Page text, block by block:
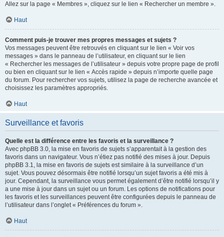
Allez sur la page « Membres », cliquez sur le lien « Rechercher un membre ».
Haut
Comment puis-je trouver mes propres messages et sujets ?
Vos messages peuvent être retrouvés en cliquant sur le lien « Voir vos
messages » dans le panneau de l’utilisateur, en cliquant sur le lien
« Rechercher les messages de l’utilisateur » depuis votre propre page de profil
ou bien en cliquant sur le lien « Accès rapide » depuis n’importe quelle page
du forum. Pour rechercher vos sujets, utilisez la page de recherche avancée et
choisissez les paramètres appropriés.
Haut
Surveillance et favoris
Quelle est la différence entre les favoris et la surveillance ?
Avec phpBB 3.0, la mise en favoris de sujets s’apparentait à la gestion des
favoris dans un navigateur. Vous n’étiez pas notifié des mises à jour. Depuis
phpBB 3.1, la mise en favoris de sujets est similaire à la surveillance d’un
sujet. Vous pouvez désormais être notifié lorsqu’un sujet favoris a été mis à
jour. Cependant, la surveillance vous permet également d’être notifié lorsqu’il y
a une mise à jour dans un sujet ou un forum. Les options de notifications pour
les favoris et les surveillances peuvent être configurées depuis le panneau de
l’utilisateur dans l’onglet « Préférences du forum ».
Haut